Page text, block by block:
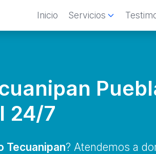
Inicio Servicios
24/7
Tecuanipan? Atendemos a